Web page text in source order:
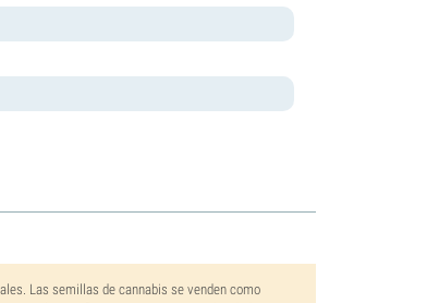
Las semillas de cannabis se venden como